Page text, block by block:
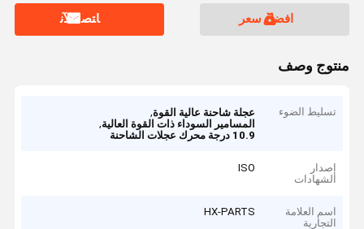
افضل سعر ﺎﺘﺼﻟ ﺍﻶﻧ
منتوج وصف
تسليط الضوء عجلة شاحنة عالية القوة,
المسامير السوداء ذات القوة العالية,
10.9 درجة محرك عجلات الشاحنة
إصدار
الشهادات
ISO
اسم العلامة
التجارية
HX-PARTS